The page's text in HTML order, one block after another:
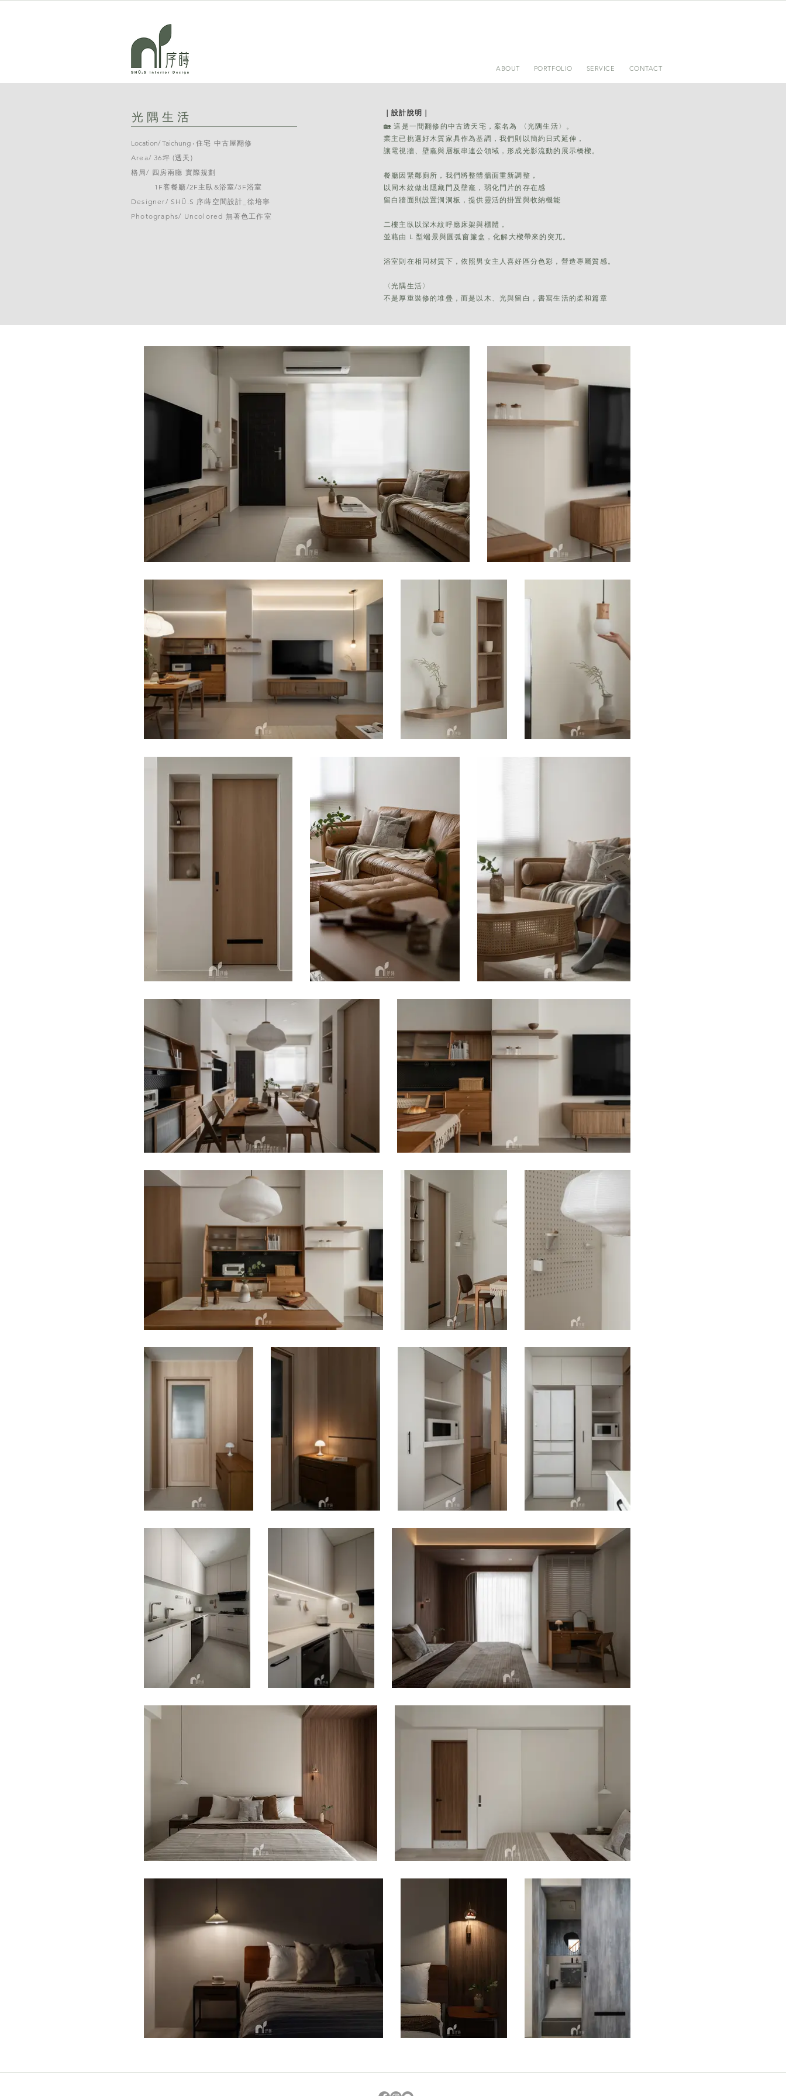
ABOUT PORTFOLIO SERVICE CONTACT
​光隅生活
Location/ Taichung ‧​ 住宅 中古屋翻修
Area/ 36坪 (透天)
格局/ 四房兩廳 實際規劃
1F客餐廳/2F主臥&浴室/3F浴室
Designer/ SHÜ.S 序蒔空間設計_徐培寧
Photographs/ Uncolored 無著色工作室
｜設計說明｜​
🏡這是一間翻修的中古透天宅，案名為 〈光隅生活〉。
業主已挑選好木質家具作為基調，我們則以簡約日式延伸，
讓電視牆、壁龕與層板串連公領域，形成光影流動的展示橋樑。
餐廳因緊鄰廁所，我們將整體牆面重新調整，
以同木紋做出隱藏門及壁龕，弱化門片的存在感
留白牆面則設置洞洞板，提供靈活的掛置與收納機能
二樓主臥以深木紋呼應床架與櫃體，
並藉由 L 型端景與圓弧窗簾盒，化解大樑帶來的突兀。
浴室則在相同材質下，依照男女主人喜好區分色彩，營造專屬質感。
〈光隅生活〉
不是厚重裝修的堆疊，而是以木、光與留白，書寫生活的柔和篇章